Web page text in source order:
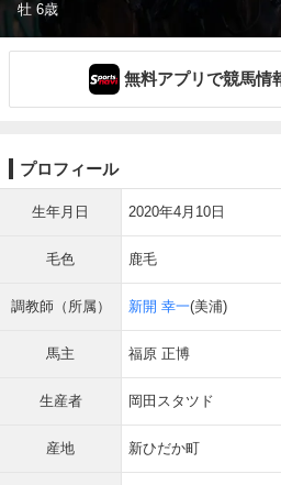
牡 6歳
無料アプリで競馬情
プロフィール
生年月日 2020年4月10日
毛色 鹿毛
調教師（所属） 新開 幸一(美浦)
馬主 福原 正博
生産者 岡田スタツド
産地 新ひだか町